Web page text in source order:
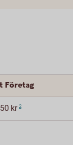
Företag
kr 2